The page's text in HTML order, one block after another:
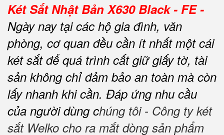
Két Sắt Nhật Bản X630 Black - FE -
Ngày nay tại các hộ gia đình, văn
phòng, cơ quan đều cần ít nhất một cái
két sắt để quá trình cất giữ giấy tờ, tài
sản không chỉ đảm bảo an toàn mà còn
lấy nhanh khi cần. Đáp ứng nhu cầu
của người dùng chúng tôi - Công ty két
sắt Welko cho ra mắt dòng sản phẩm